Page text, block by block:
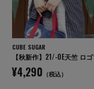
CUBE SUGAR
¥4,290 （税込）